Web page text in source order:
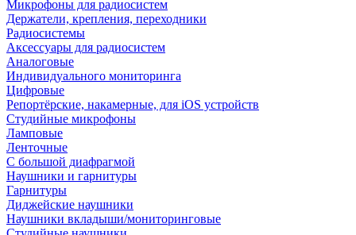
Микрофоны для радиосистем
Держатели, крепления, переходники
Радиосистемы
Аксессуары для радиосистем
Аналоговые
Индивидуального мониторинга
Цифровые
Репортёрские, накамерные, для iOS устройств
Студийные микрофоны
Ламповые
Ленточные
С большой диафрагмой
Наушники и гарнитуры
Гарнитуры
Диджейские наушники
Наушники вкладыши/мониторинговые